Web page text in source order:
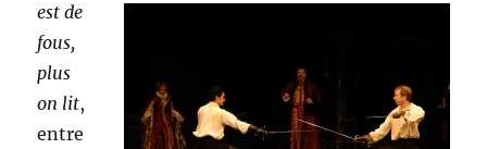
est de
fous,
plus
on lit,
entre